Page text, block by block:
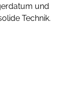
und
Technik.